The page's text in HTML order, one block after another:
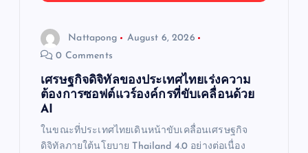
Nattapong
August 6, 2026
0 Comments
เศรษฐกิจดิจิทัลของประเทศไทยเร่งความ
ต้องการซอฟต์แวร์องค์กรที่ขับเคลื่อนด้วย
AI
ในขณะที่ประเทศไทยเดินหน้าขับเคลื่อนเศรษฐกิจ
ดิจิทัลภายใต้นโยบาย Thailand 4.0 อย่างต่อเนื่อง